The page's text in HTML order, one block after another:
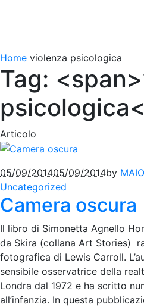
Home violenza psicologica
Tag:
Articolo
05/09/201405/09/2014by
Uncategorized
Camera oscura
Il libro di Simonetta Agnello
da Skira (collana Art Stories)
fotografica di Lewis Carroll.
sensibile osservatrice della
Londra dal 1972 e ha scritto
all’infanzia. In questa